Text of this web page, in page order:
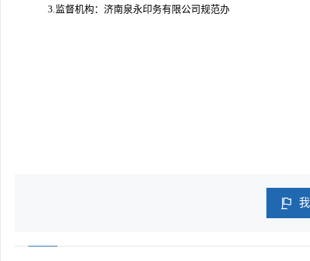
3.监督机构： 济南泉永印务有限公司规范办
